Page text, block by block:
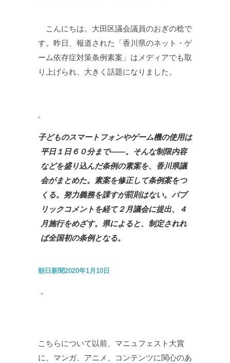
こんにちは。大田区議会議員のおぎの稔で
す。昨日、報道された「香川県のネット・ゲ
ーム依存症対策条例素案」はメディアでも取
り上げられ、大きく話題になりました。
子どものスマートフォンやゲーム機の使用は
平日１日６０分まで――。そんな制限内容
などを盛り込んだ条例の素案を、香川県議
会がまとめた。素案を修正して条例案をつ
くる。努力義務を課すが罰則はない。パブ
リックコメントを経て２月議会に提出、４
月施行をめざす。県によると、制定されれ
ば全国初の条例となる。
朝日新聞2020年1月10日
こちらについて以前、マニュフェスト大賞
に、マンガ、アニメ、コンテンツに関心のあ